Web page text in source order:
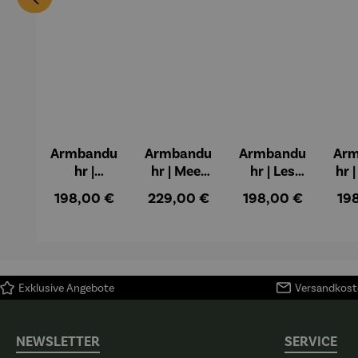
Armbandu
hr |
Mondrian
Regulärer Preis:
198,00 €
Armbandu
hr | Meer
kleinen
Regulärer Preis:
229,00 €
Armbandu
hr | Les
– Claude
Regulärer Preis:
198,00 €
hr
Exklusive Angebote
NEWSLETTER SERVICE